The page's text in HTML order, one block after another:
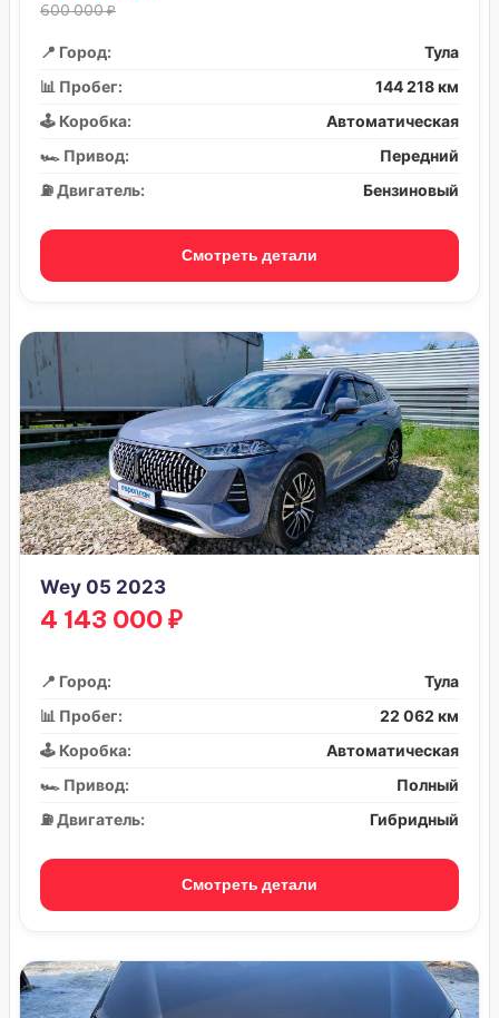
600 000 ₽
📍 Город:
Тула
📊 Пробег:
144 218 км
🕹️ Коробка:
Автоматическая
🏎️ Привод:
Передний
⛽ Двигатель:
Бензиновый
Смотреть детали
Wey 05 2023
4 143 000 ₽
📍 Город:
Тула
📊 Пробег:
22 062 км
🕹️ Коробка:
Автоматическая
🏎️ Привод:
Полный
⛽ Двигатель:
Гибридный
Смотреть детали